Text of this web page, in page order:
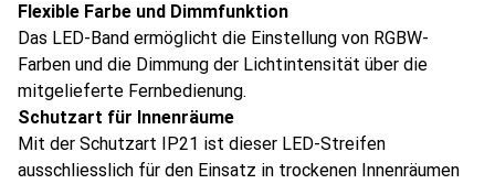
Flexible Farbe und Dimmfunktion
Das LED-Band ermöglicht die Einstellung von RGBW-
Farben und die Dimmung der Lichtintensität über die
mitgelieferte Fernbedienung.
Schutzart für Innenräume
Mit der Schutzart IP21 ist dieser LED-Streifen
ausschliesslich für den Einsatz in trockenen Innenräumen